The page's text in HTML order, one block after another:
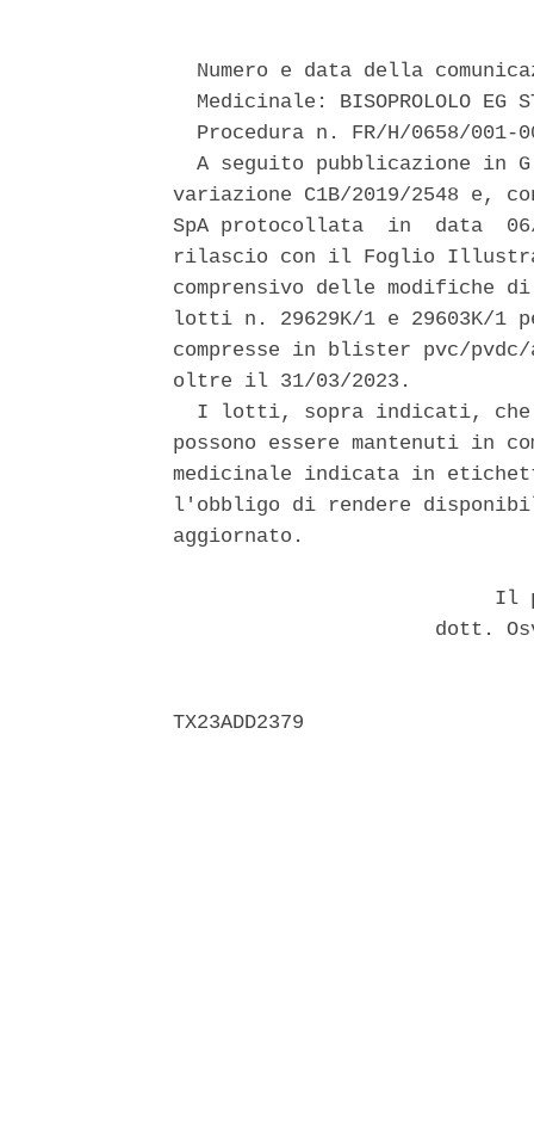
Numero e data della
Medicinale: BISOPROLOLO EG
Procedura n. FR/H/0658/001-
A seguito pubblicazione in
variazione C1B/2019/2548
SpA protocollata  in  data
rilascio con il Foglio
comprensivo delle
lotti n. 29629K/1 e 29603K/1
compresse in blister pvc/
oltre il 31/03/2023.
I lotti, sopra indicati,
possono essere mantenuti in
medicinale indicata in
l'obbligo di rendere
aggiornato.
Il
dott.